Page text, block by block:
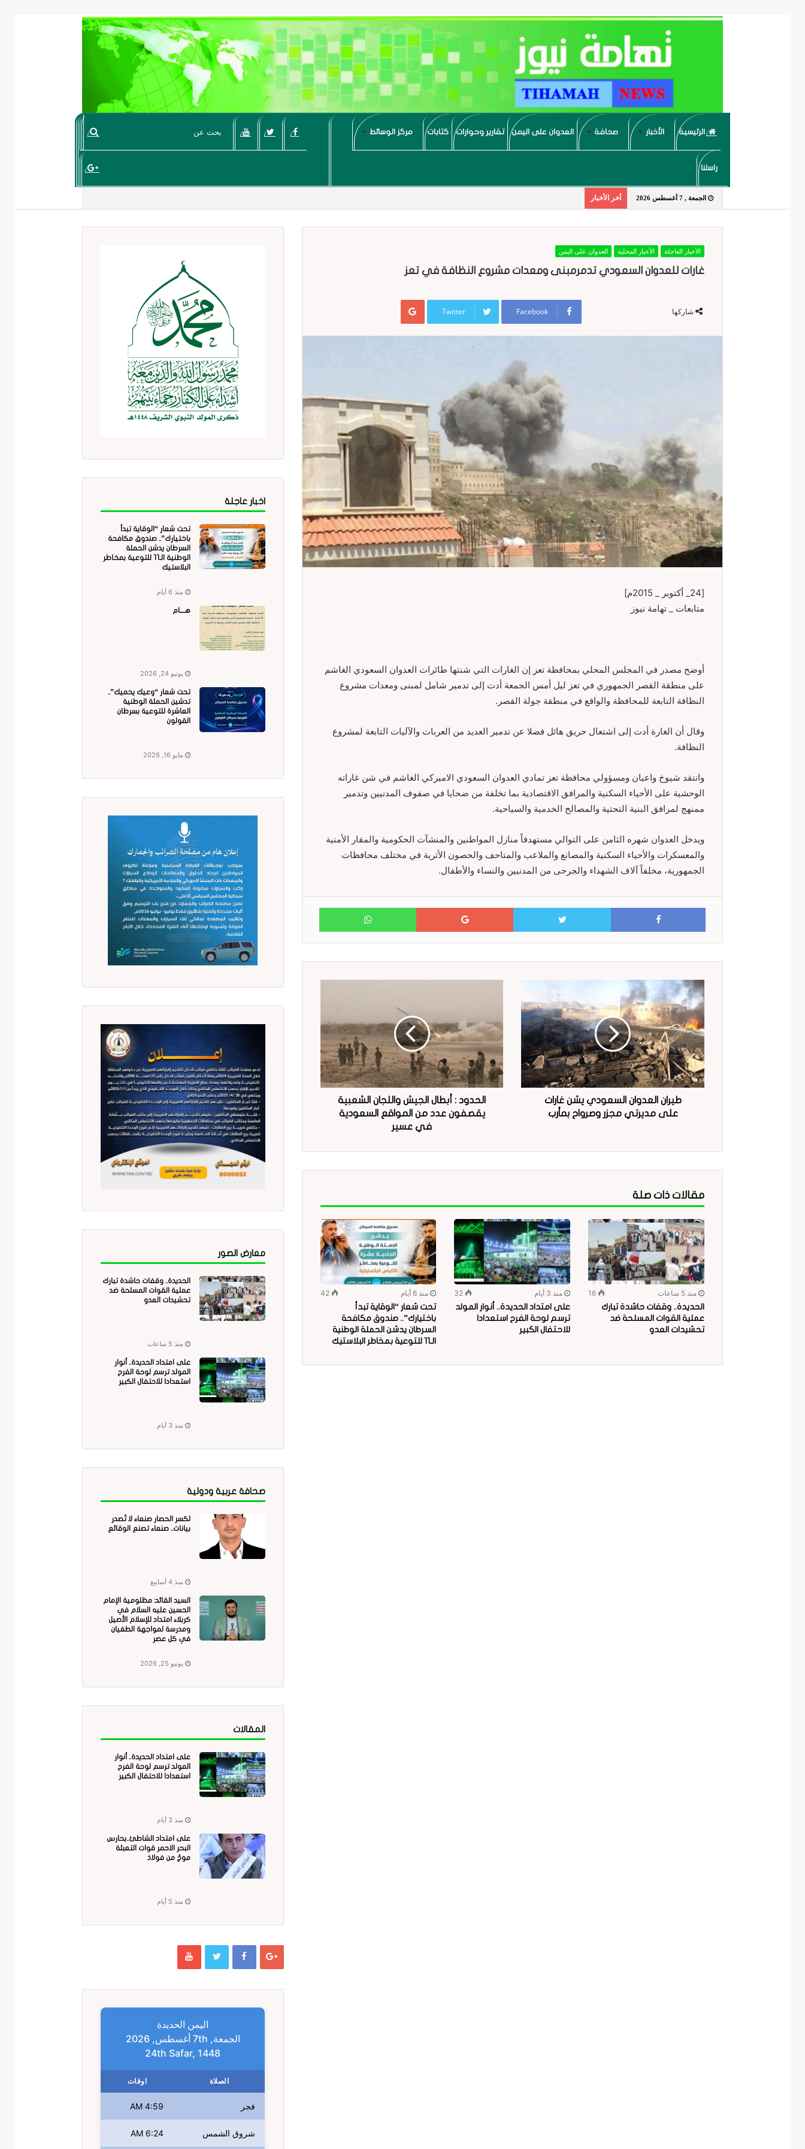
الرئيسية الأخبار صحافة العدوان على اليمن تقارير وحوارات كتابات مركز الوسائط
راسلنا
الجمعة , 7 أغسطس 2026 أخر الأخبار
الأخبار العاجلة الأخبار المحلية العدوان على اليمن
غارات للعدوان السعودي تدمرمبنى ومعدات مشروع النظافة في تعز
شاركها Facebook
Twitter
Google+
[24_ أكتوبر _ 2015م]
متابعات _ تهامة نيوز
أوضح مصدر في المجلس المحلي بمحافظة تعز إن الغارات التي شنتها طائرات العدوان السعودي الغاشم
على منطقة القصر الجمهوري في تعز ليل أمس الجمعة أدت إلى تدمير شامل لمبنى ومعدات مشروع
النظافة التابعة للمحافظة والواقع في منطقة جولة القصر.
وقال أن الغارة أدت إلى اشتعال حريق هائل فضلا عن تدمير العديد من العربات والآليات التابعة لمشروع
النظافة.
وانتقد شيوخ واعيان ومسؤولي محافظة تعز تمادي العدوان السعودي الاميركي الغاشم في شن غاراته
الوحشية على الأحياء السكنية والمرافق الاقتصادية بما تخلفة من ضحايا في صفوف المدنيين وتدمير
ممنهج لمرافق البنية التحتية والمصالح الخدمية والسياحية.
ويدخل العدوان شهره الثامن على التوالي مستهدفاً منازل المواطنين والمنشآت الحكومية والمقار الأمنية
والمعسكرات والأحياء السكنية والمصانع والملاعب والمتاحف والحصون الأثرية في مختلف محافظات
الجمهورية، مخلفاً آلاف الشهداء والجرحى من المدنيين والنساء والأطفال.
Facebook
Twitter
Google+
WhatsApp
طيران العدوان السعودي يشن غارات
على مديرتي مجزر وصرواح بمأرب
الحدود : أبطال الجيش واللجان الشعبية
يقصفون عدد من المواقع السعودية
في عسير
مقالات ذات صلة
منذ 5 ساعات
16
الحديدة.. وقفات حاشدة تبارك
عملية القوات المسلحة ضد
تحشيدات العدو
منذ 3 أيام
32
على امتداد الحديدة.. أنوار المولد
ترسم لوحة الفرح استعدادا
للاحتفال الكبير
منذ 6 أيام
42
تحت شعار “الوقاية تبدأ
باختيارك”.. صندوق مكافحة
السرطان يدشن الحملة الوطنية
الـ11 للتوعية بمخاطر البلاستيك
اخبار عاجلة
تحت شعار “الوقاية تبدأ
باختيارك”.. صندوق مكافحة
السرطان يدشن الحملة
الوطنية الـ11 للتوعية بمخاطر
البلاستيك
منذ 6 أيام
هــــام
يونيو 24, 2026
تحت شعار “وعيك يحميك”..
تدشين الحملة الوطنية
العاشرة للتوعية بسرطان
القولون
مايو 16, 2026
معارض الصور
الحديدة.. وقفات حاشدة تبارك
عملية القوات المسلحة ضد
تحشيدات العدو
منذ 5 ساعات
على امتداد الحديدة.. أنوار
المولد ترسم لوحة الفرح
استعدادا للاحتفال الكبير
منذ 3 أيام
صحافة عربية ودولية
لكسر الحصار صنعاء لا تُصدر
بيانات.. صنعاء تصنع الوقائع
منذ 4 أسابيع
السيد القائد: مظلومية الإمام
الحسين عليه السلام في
كربلاء امتداد للإسلام الأصيل
ومدرسة لمواجهة الطغيان
في كل عصر
يونيو 25, 2026
المقالات
على امتداد الحديدة.. أنوار
المولد ترسم لوحة الفرح
استعدادا للاحتفال الكبير
منذ 3 أيام
على امتداد الشاطئ..بحارس
البحر الاحمر قوات التعبئة
موجٌ من فولاذ
منذ 5 أيام
اليمن الحديدة
الجمعة, 7th أغسطس, 2026
24th Safar, 1448
الصلاة اوقات
فجر 4:59 AM
شروق الشمس 6:24 AM